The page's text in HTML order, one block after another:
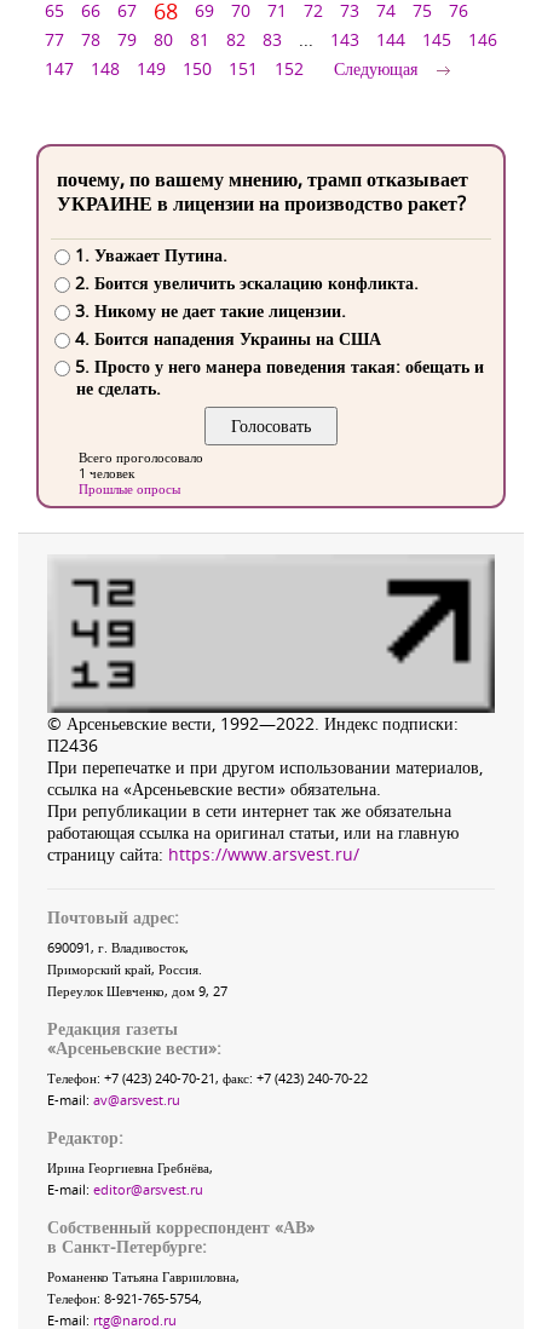
65
66 67 68 69 70 71 72 73 74 75
76
77
78 79 80 81 82 83 ... 143 144 145
146
147
148 149 150 151 152 Следующая
почему, по вашему мнению, трамп отказывает
УКРАИНЕ в лицензии на производство ракет?
1. Уважает Путина.
2. Боится увеличить эскалацию конфликта.
3. Никому не дает такие лицензии.
4. Боится нападения Украины на США
5. Просто у него манера поведения такая: обещать и
не сделать.
Всего проголосовало
1 человек
Прошлые опросы
© Арсеньевские вести, 1992—2022. Индекс подписки:
П2436
При перепечатке и при другом использовании материалов,
ссылка на «Арсеньевские вести» обязательна.
При републикации в сети интернет так же обязательна
работающая ссылка на оригинал статьи, или на главную
страницу сайта: https://www.arsvest.ru/
Почтовый адрес:
690091, г. Владивосток,
Приморский край, Россия
Переулок Шевченко, дом 9, 27
Редакция газеты
«Арсеньевские вести»:
Телефон: +7 (423) 240-70-21, факс: +7 (423) 240-70-22
E-mail: av@arsvest.ru
Редактор:
Ирина Георгиевна Гребнёва,
E-mail: editor@arsvest.ru
Собственный корреспондент «АВ»
в Санкт-Петербурге:
Романенко Татьяна Гаврииловна,
Телефон: 8-921-765-5754,
E-mail: rtg@narod.ru